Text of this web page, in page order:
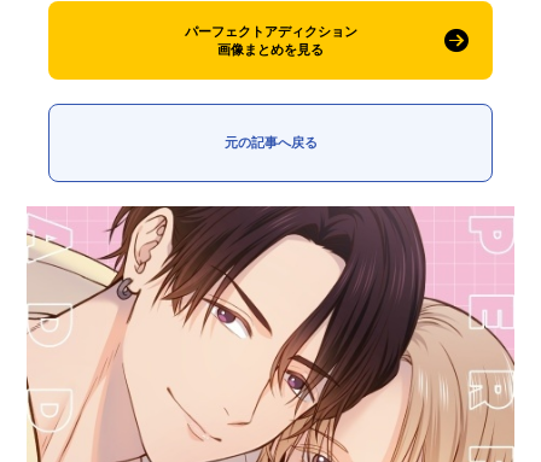
夏アニメ
FOLLOW US
パーフェクトアディクション
画像まとめを見る
元の記事へ戻る